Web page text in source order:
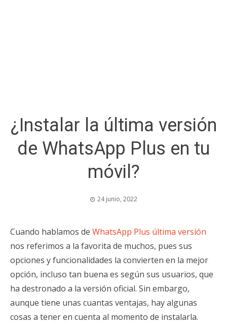
¿Instalar la última versión
de WhatsApp Plus en tu
móvil?
24 junio, 2022
Cuando hablamos de WhatsApp Plus última versión
nos referimos a la favorita de muchos, pues sus
opciones y funcionalidades la convierten en la mejor
opción, incluso tan buena es según sus usuarios, que
ha destronado a la versión oficial. Sin embargo,
aunque tiene unas cuantas ventajas, hay algunas
cosas a tener en cuenta al momento de instalarla.